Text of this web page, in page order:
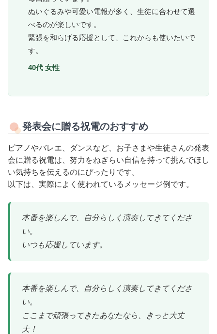
ぬいぐるみや可愛い電報が多く、生徒に合わせて選
べるのが楽しいです。
緊張を和らげる応援として、これからも使いたいで
す。
40代 女性
発表会に贈る祝電のおすすめ
ピアノやバレエ、ダンスなど、お子さまや生徒さんの発表
会に贈る祝電は、努力をねぎらい自信を持って挑んでほし
い気持ちを伝えるのにぴったりです。
以下は、実際によく使われているメッセージ例です。
本番を楽しんで、自分らしく演奏してきてくださ
い。
いつも応援しています。
本番を楽しんで、自分らしく演奏してきてくださ
い。
ここまで頑張ってきたあなたなら、きっと大丈
夫！